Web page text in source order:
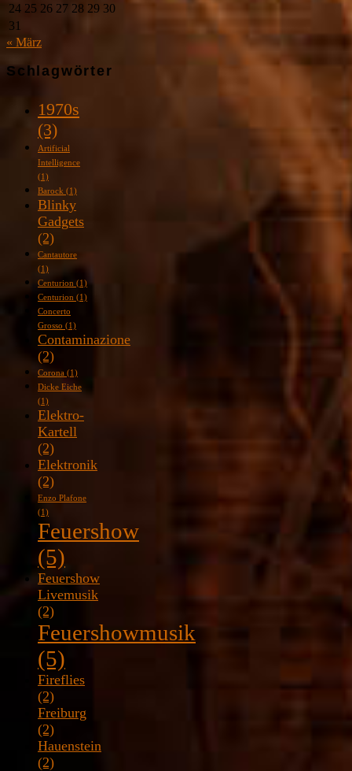
24 25 26 27 28 29 30
31
« März
Schlagwörter
1970s
(3)
Artificial
Intelligence
(1)
Barock (1)
Blinky
Gadgets
(2)
Cantautore
(1)
Centurion (1)
Centurion (1)
Concerto
Grosso (1)
Contaminazione
(2)
Corona (1)
Dicke Eiche
(1)
Elektro-
Kartell
(2)
Elektronik
(2)
Enzo Plafone
(1)
Feuershow
(5)
Feuershow
Livemusik
(2)
Feuershowmusik
(5)
Fireflies
(2)
Freiburg
(2)
Hauenstein
(2)